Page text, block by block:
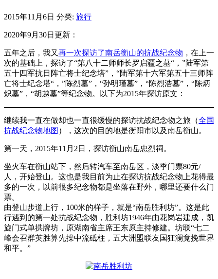
2015年11月6日 分类: 旅行
2020年9月30日更新：
五年之后，我又 再一次探访了南岳衡山的抗战纪念物 ，在上一
次的基础上，探访了“第八十二师师长罗启疆之墓“，”陆军第
五十四军抗日阵亡将士纪念塔”，“陆军第十六军第五十三师阵
亡将士纪念塔“，”陈烈墓”，“孙明瑾墓”，“陈烈浩墓”，“陈炳
炽墓”，“胡越墓”等纪念物。以下为2015年探访原文：
继续我一直在做却也一直很缓慢的探访抗战纪念物之旅（全国
抗战纪念物地图 ），这次的目的地是衡阳市以及南岳衡山。
第一天，2015年11月2日，探访衡山南岳忠烈祠。
坐火车在衡山站下，然后转汽车至南岳区，淡季门票80元/
人，开始登山。这也是我目前为止在探访抗战纪念物上花得最
多的一次，以前很多纪念物都是坐落在野外，哪里还要什么门
票。
由登山步道上行，100米的样子，就是“南岳胜利坊”。这是此
行遇到的第一处抗战纪念物，胜利坊1946年由花岗岩建成，凯
旋门式单拱牌坊，原湖南省主席王东原主持修建。坊联“七二
峰会召群英胜算先操中流砥柱，五大洲盟联友国狂澜竟挽世界
和平。”